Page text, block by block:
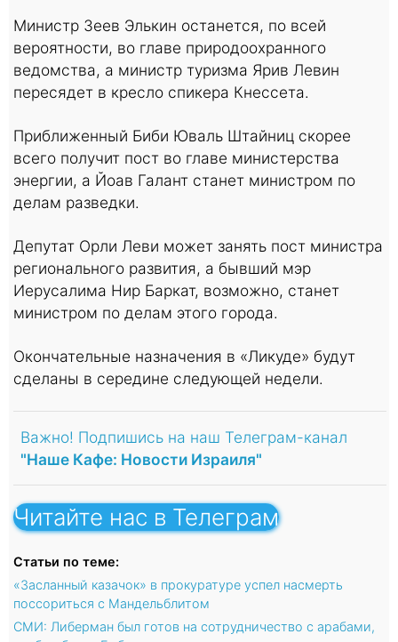
Министр Зеев Элькин останется, по всей
вероятности, во главе природоохранного
ведомства, а министр туризма Ярив Левин
пересядет в кресло спикера Кнессета.
Приближенный Биби Юваль Штайниц скорее
всего получит пост во главе министерства
энергии, а Йоав Галант станет министром по
делам разведки.
Депутат Орли Леви может занять пост министра
регионального развития, а бывший мэр
Иерусалима Нир Баркат, возможно, станет
министром по делам этого города.
Окончательные назначения в «Ликуде» будут
сделаны в середине следующей недели.
Важно! Подпишись на наш Телеграм-канал
"Наше Кафе: Новости Израиля"
Читайте нас в Телеграм
Статьи по теме:
«Засланный казачок» в прокуратуре успел насмерть
поссориться с Мандельблитом
СМИ: Либерман был готов на сотрудничество с арабами,